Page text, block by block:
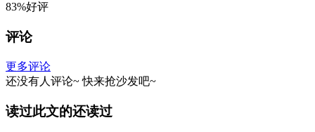
83%好评
评论
更多评论
还没有人评论~ 快来抢沙发吧~
读过此文的还读过